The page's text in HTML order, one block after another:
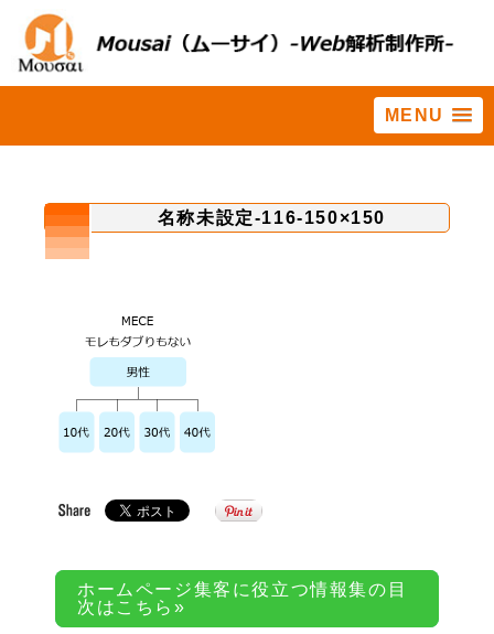
MENU
ウェブマーケティングは
名称未設定-116-150×150
名称未設定-116-150×150
ホームページ集客に役立つ情報集の目
次はこちら»